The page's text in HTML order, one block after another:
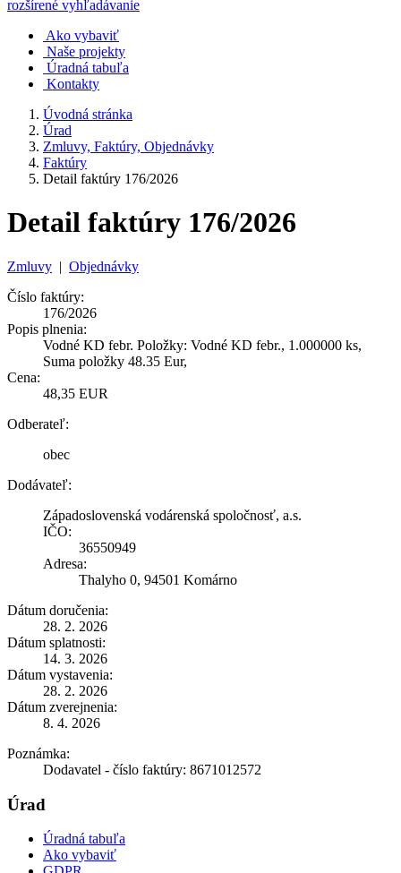
rozšírené vyhľadávanie
Ako vybaviť
Naše projekty
Úradná tabuľa
Kontakty
Úvodná stránka
Úrad
Zmluvy, Faktúry, Objednávky
Faktúry
Detail faktúry 176/2026
Detail faktúry 176/2026
Zmluvy | Objednávky
Číslo faktúry:
176/2026
Popis plnenia:
Vodné KD febr. Položky: Vodné KD febr., 1.000000 ks,
Suma položky 48.35 Eur,
Cena:
48,35 EUR
Odberateľ:
obec
Dodávateľ:
Západoslovenská vodárenská spoločnosť, a.s.
IČO:
36550949
Adresa:
Thalyho 0, 94501 Komárno
Dátum doručenia:
28. 2. 2026
Dátum splatnosti:
14. 3. 2026
Dátum vystavenia:
28. 2. 2026
Dátum zverejnenia:
8. 4. 2026
Poznámka:
Dodavatel - číslo faktúry: 8671012572
Úrad
Úradná tabuľa
Ako vybaviť